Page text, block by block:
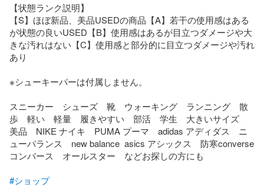
【状態ランク説明】
【S】ほぼ新品、美品USEDの商品【A】若干の使用感はある
が状態の良いUSED【B】使用感はあるが目立つダメージや大
きな汚れはない【C】使用感と部分的に目立つダメージや汚れ
あり
※シューキーパーは付属しません。
スニーカー　シューズ　靴　ウォーキング　ランニング　散
歩　軽い　軽量　履きやすい　部活　学生　大きいサイズ
美品　NIKE ナイキ　PUMA プーマ　adidas アディダス　ニ
ューバランス　new balance  asics アシックス　防寒converse
コンバース　オールスター　などお探しの方にも
#ショップ